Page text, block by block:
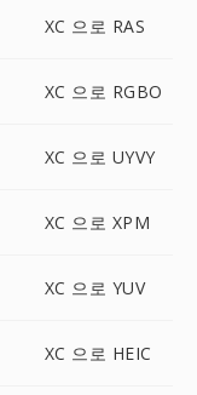
XC 으로 RAS
XC 으로 RGBO
XC 으로 UYVY
XC 으로 XPM
XC 으로 YUV
XC 으로 HEIC